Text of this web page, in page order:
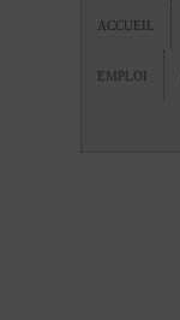
ACCUEIL
EMPLOI